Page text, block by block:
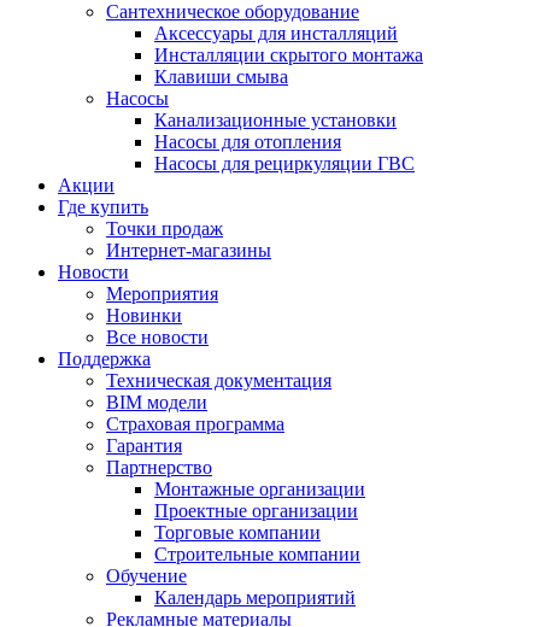
Сантехническое оборудование
Аксессуары для инсталляций
Инсталляции скрытого монтажа
Клавиши смыва
Насосы
Канализационные установки
Насосы для отопления
Насосы для рециркуляции ГВС
Акции
Где купить
Точки продаж
Интернет-магазины
Новости
Мероприятия
Новинки
Все новости
Поддержка
Техническая документация
BIM модели
Страховая программа
Гарантия
Партнерство
Монтажные организации
Проектные организации
Торговые компании
Строительные компании
Обучение
Календарь мероприятий
Рекламные материалы